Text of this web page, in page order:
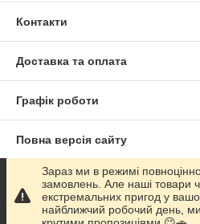
Контакти
Доставка та оплата
Графік роботи
Повна версія сайту
Сайт створено на маркетплейсі
Політика конфіденційності
Зараз ми в режимі
замовлень. Але наші товари
екстремальних пригод у
найближчий робочий день,